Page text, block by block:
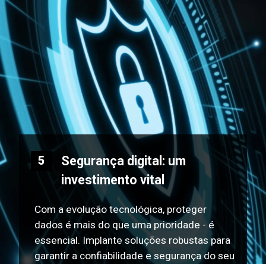
Segurança digital: um
investimento vital
Com a evolução tecnológica, proteger
dados é mais do que uma prioridade - é
essencial. Implante soluções robustas para
garantir a confiabilidade e segurança do seu
5